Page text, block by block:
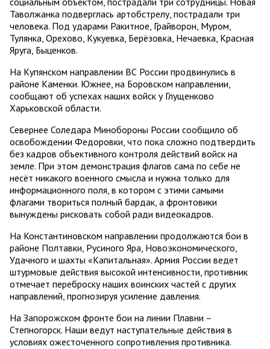
Таволжанка подверглась артобстрелу, пострадали три
человека. Под ударами Ракитное, Грайворон, Муром,
Тулянка, Орехово, Кукуевка, Берёзовка, Нечаевка, Красная
Яруга, Быценков.
На Купянском направлении ВС России продвинулись в
районе Каменки. Южнее, на Боровском направлении,
сообщают об успехах наших войск у Глущенково
Харьковской области.
Севернее Соледара Минобороны России сообщило об
освобождении Федоровки, что пока сложно подтвердить
без кадров объективного контроля действий войск на
земле. При этом демонстрация флагов сама по себе не
несёт никакого военного смысла и нужна только для
информационного поля, в котором с этими самыми
флагами твориться полный бардак, а фронтовики
вынуждены рисковать собой ради видеокадров.
На Константиновском направлении продолжаются бои в
районе Полтавки, Русиного Яра, Новоэкономического,
Удачного и шахты «Капитальная». Армия России ведет
штурмовые действия высокой интенсивности, противник
отмечает переброску наших воинских частей с других
направлений, прогнозируя усиление давления.
На Запорожском фронте бои на линии Плавни –
Степногорск. Наши ведут наступательные действия в
условиях ожесточенного сопротивления противника.